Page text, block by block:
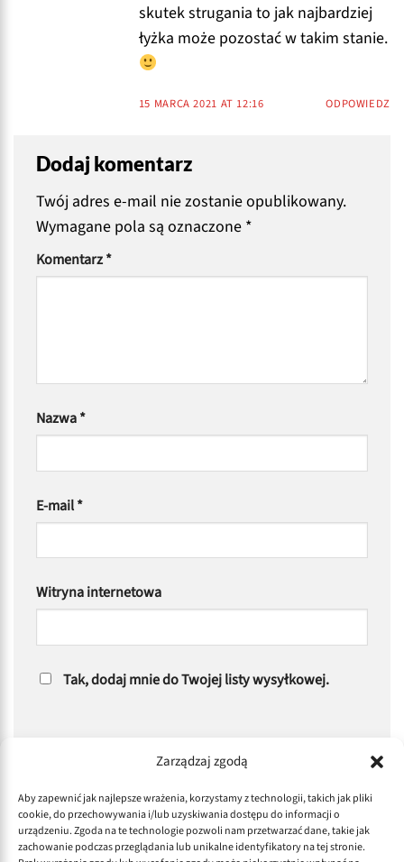
Zarządzaj zgodą
Aby zapewnić jak najlepsze wrażenia, korzystamy z technologii, takich jak pliki
cookie, do przechowywania i/lub uzyskiwania dostępu do informacji o
urządzeniu. Zgoda na te technologie pozwoli nam przetwarzać dane, takie jak
zachowanie podczas przeglądania lub unikalne identyfikatory na tej stronie.
skutek strugania to jak najbardziej
łyżka może pozostać w takim stanie.
15 MARCA 2021 AT 12:16 ODPOWIEDZ
Dodaj komentarz
Twój adres e-mail nie zostanie opublikowany.
Wymagane pola są oznaczone *
Komentarz*
Nazwa*
E-mail*
Witryna internetowa
Tak, dodaj mnie do Twojej listy wysyłkowej.